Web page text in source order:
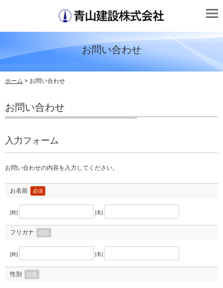
お問い合わせ
ホーム > お問い合わせ
お問い合わせ
入力フォーム
お問い合わせの内容を入力してください。
お名前 必須
[姓] [名]
フリガナ 任意
[姓] [名]
性別 任意